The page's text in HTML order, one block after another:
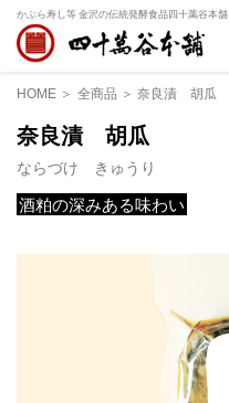
かぶら寿し等 金沢の伝統発酵食品四十萬谷本舗
HOME 全商品 奈良漬 胡瓜
奈良漬 胡瓜
ならづけ きゅうり
酒粕の深みある味わい